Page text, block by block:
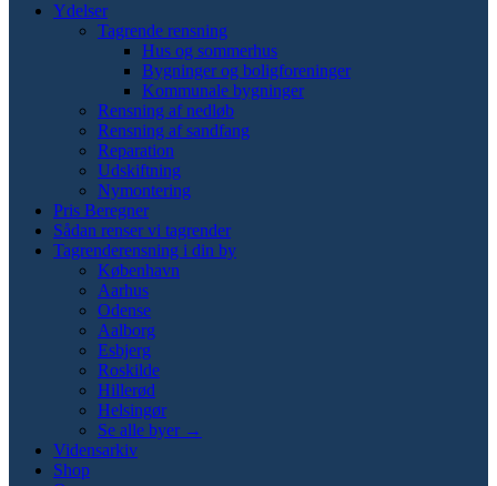
Ydelser
Tagrende rensning
Hus og sommerhus
Bygninger og boligforeninger
Kommunale bygninger
Rensning af nedløb
Rensning af sandfang
Reparation
Udskiftning
Nymontering
Pris Beregner
Sådan renser vi tagrender
Tagrenderensning i din by
København
Aarhus
Odense
Aalborg
Esbjerg
Roskilde
Hillerød
Helsingør
Se alle byer →
Vidensarkiv
Shop